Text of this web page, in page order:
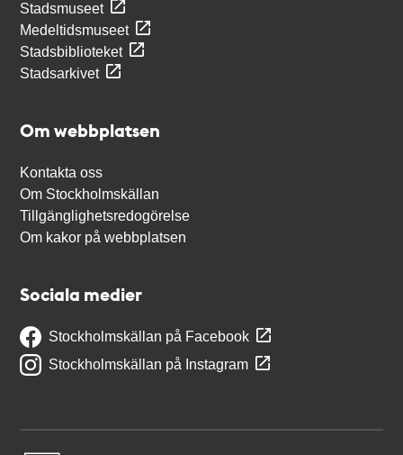
Stadsmuseet
Medeltidsmuseet
Stadsbiblioteket
Stadsarkivet
Om webbplatsen
Kontakta oss
Om Stockholmskällan
Tillgänglighetsredogörelse
Om kakor på webbplatsen
Sociala medier
Stockholmskällan på Facebook
Stockholmskällan på Instagram